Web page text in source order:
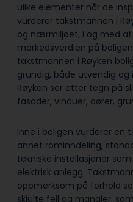
ulike elementer når de
vurderer takstmannen i
og nærmiljøet, i og med
markedsverdien på
takstmannen i Røyken
grundig, både utvendig
Røyken ser etter tegn på
fasader, vinduer, dører,
Inne i boligen vurderer en
annet rominndeling,
tekniske installasjoner
elektrisk anlegg.
oppmerksom på forhold
skjulte feil og mangler,